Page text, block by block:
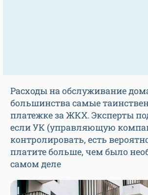
Расходы на обслуживание
большинства самые
платежке за ЖКХ. Эксперты
если УК (управляющую
контролировать, есть
платите больше, чем было
самом деле